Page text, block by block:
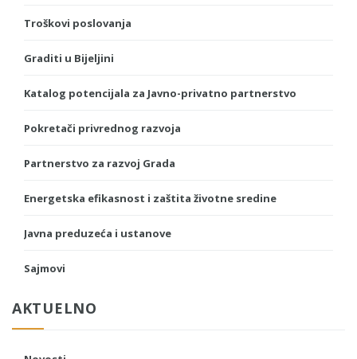
Troškovi poslovanja
Graditi u Bijeljini
Katalog potencijala za Javno-privatno partnerstvo
Pokretači privrednog razvoja
Partnerstvo za razvoj Grada
Energetska efikasnost i zaštita životne sredine
Javna preduzeća i ustanove
Sajmovi
AKTUELNO